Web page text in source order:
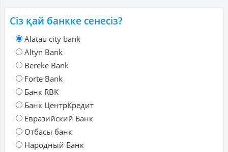
Сіз қай банкке сенесіз?
Alatau city bank
Altyn Bank
Bereke Bank
Forte Bank
Банк RBK
Банк ЦентрКредит
Евразийский Банк
Отбасы банк
Народный Банк